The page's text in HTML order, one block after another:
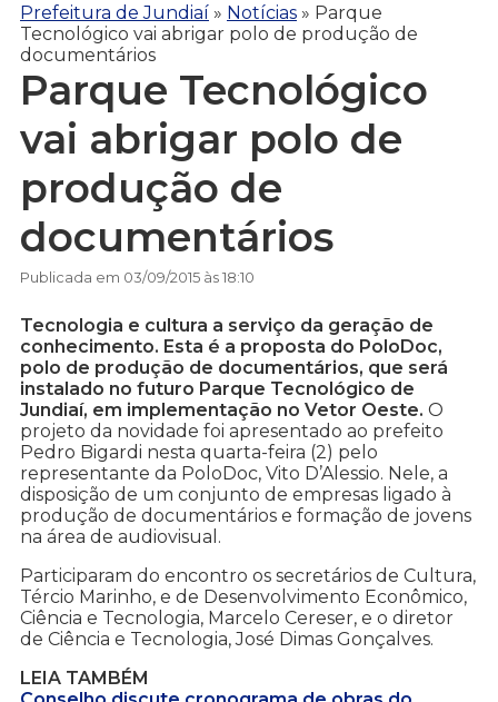
Prefeitura de Jundiaí » Notícias » Parque
Tecnológico vai abrigar polo de produção de
documentários
Parque Tecnológico
vai abrigar polo de
produção de
documentários
Publicada em 03/09/2015 às 18:10
Tecnologia e cultura a serviço da geração de
conhecimento. Esta é a proposta do PoloDoc,
polo de produção de documentários, que será
instalado no futuro Parque Tecnológico de
Jundiaí, em implementação no Vetor Oeste. O
projeto da novidade foi apresentado ao prefeito
Pedro Bigardi nesta quarta-feira (2) pelo
representante da PoloDoc, Vito D’Alessio. Nele, a
disposição de um conjunto de empresas ligado à
produção de documentários e formação de jovens
na área de audiovisual.
Participaram do encontro os secretários de Cultura,
Tércio Marinho, e de Desenvolvimento Econômico,
Ciência e Tecnologia, Marcelo Cereser, e o diretor
de Ciência e Tecnologia, José Dimas Gonçalves.
LEIA TAMBÉM